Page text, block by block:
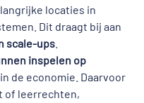
locaties in
Dit draagt bij aan
scale-ups
inspelen op
de economie. Daarvoor
of leerrechten,